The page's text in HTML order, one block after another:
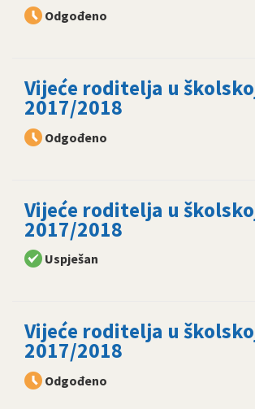
Odgođeno
Vijeće roditelja u
2017/2018
Odgođeno
Vijeće roditelja u
2017/2018
Uspješan
Vijeće roditelja u
2017/2018
Odgođeno